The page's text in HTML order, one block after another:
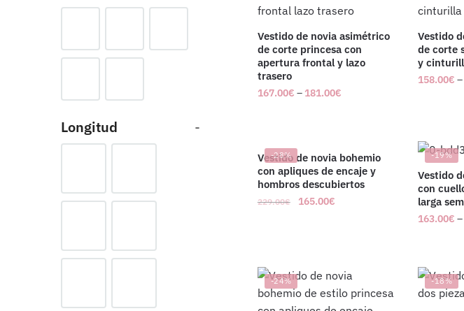
Vestido de novia asimétrico
de corte princesa con
apertura frontal y lazo
trasero
167.00€ – 181.00€
Vestido
de corte
y
158.00€ –
-28%
Vestido de novia bohemio
con apliques de encaje y
hombros descubiertos
229.00€ 165.00€
-19%
Vestido
con
larga
163.00€ –
-24% -18%
Longitud -